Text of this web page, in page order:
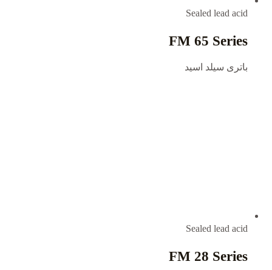
Sealed lead acid
FM 65 Series
باتری سیلد اسید
Sealed lead acid
FM 28 Series